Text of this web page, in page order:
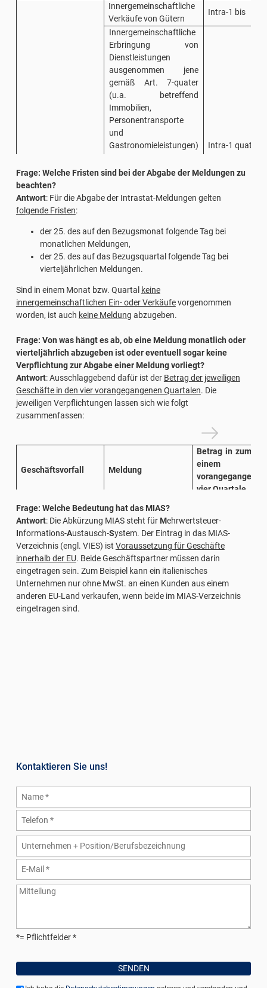
Intra-1
Innergemeinschaftliche
Verkäufe von Gütern
Intra-1 bis
Innergemeinschaftliche
Erbringung von
Dienstleistungen
ausgenommen jene
gemäß Art. 7-quater
(u.a. betreffend
Immobilien,
Personentransporte
und
Gastronomieleistungen)
quinquies MwSt.-Gesetz
kulturellen,
Dienstleistungen und
die Eintritte zu diesen
Veranstaltungen)
Intra-1 quater
Berichtigung von
Verkauf von Gütern
Berichtigungen von
Meldungen für die
Erbringung von
Dienstleistungen
Warenbewegungen im
Zusammenhang mit
Konsignationslagern
Intra-1 sexies
Innergemeinschaftliche
Dienstleistungen gemäß
Art. 7-ter MwSt.-Gesetz
Intra-2 quater
Berichtigungen von
Einkauf von Gütern
Berichtigungen von
Meldungen für den
Erwerb von
Dienstleistungen
Intra-2
Frage: Welche Fristen sind bei der Abgabe der Meldungen zu
beachten?
Antwort: Für die Abgabe der Intrastat-Meldungen gelten
folgende Fristen:
der 25. des auf den Bezugsmonat folgende Tag bei
monatlichen Meldungen,
der 25. des auf das Bezugsquartal folgende Tag bei
vierteljährlichen Meldungen.
Sind in einem Monat bzw. Quartal keine
innergemeinschaftlichen Ein- oder Verkäufevorgenommen
worden, ist auch keine Meldung abzugeben.
Frage: Von was hängt es ab, ob eine Meldung monatlich oder
vierteljährlich abzugeben ist oder eventuell sogar keine
Verpflichtung zur Abgabe einer Meldung vorliegt?
Antwort: Ausschlaggebend dafür ist der Betrag der jeweiligen
Geschäfte in den vier vorangegangenen Quartalen. Die
jeweiligen Verpflichtungen lassen sich wie folgt
zusammenfassen:
Geschäftsvorfall Meldung
Betrag in
einem
vorangegangenen
vier Quartale
Verkauf von Gütern Intra-1 bis
> 50.000 €
Erbringung von
Dienstleistungen
Intra-1 quater
≤ 50.000 €
> 50.000 €
Erwerb von Gütern Intra-2 bis
< 2.000.000 €
≥ 2.000.000 €
Erwerb von
Dienstleistungen
Intra-2 quater
< 100.000 €
Frage: Welche Bedeutung hat das MIAS?
Antwort: Die Abkürzung MIAS steht für Mehrwertsteuer-
Informations-Austausch-System. Der Eintrag in das MIAS-
Verzeichnis (engl. VIES) ist Voraussetzung für Geschäfte
innerhalb der EU. Beide Geschäftspartner müssen darin
eingetragen sein. Zum Beispiel kann ein italienisches
Unternehmen nur ohne MwSt. an einen Kunden aus einem
anderen EU-Land verkaufen, wenn beide im MIAS-Verzeichnis
eingetragen sind.
Kontaktieren Sie uns!
*= Pflichtfelder